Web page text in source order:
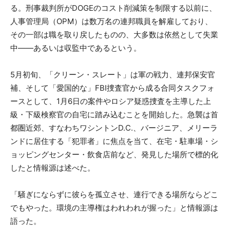
る。刑事裁判所がDOGEのコスト削減策を制限する以前に、
人事管理局（OPM）は数万名の連邦職員を解雇しており、
その一部は職を取り戻したものの、大多数は依然として失業
中——あるいは収監中であるという。
5月初旬、「クリーン・スレート」は軍の戦力、連邦保安官
補、そして「愛国的な」FBI捜査官から成る合同タスクフォ
ースとして、1月6日の案件やロシア疑惑捜査を主導した上
級・下級検察官の自宅に踏み込むことを開始した。急襲は首
都圏近郊、すなわちワシントンD.C.、バージニア、メリーラ
ンドに居住する「犯罪者」に焦点を当て、在宅・駐車場・シ
ョッピングセンター・飲食店前など、発見した場所で標的化
したと情報源は述べた。
「騒ぎにならずに彼らを孤立させ、連行できる場所ならどこ
でもやった。環境の主導権はわれわれが握った」と情報源は
語った。